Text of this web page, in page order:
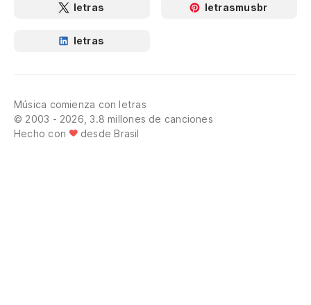
letras letrasmusbr
letras
Música comienza con letras
© 2003 - 2026, 3.8 millones de canciones
Hecho con
desde Brasil